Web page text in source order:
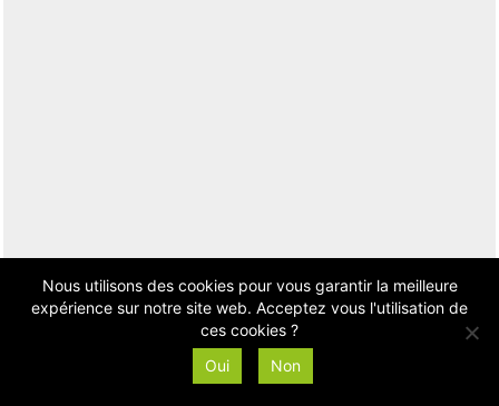
Nous utilisons des cookies pour vous garantir la meilleure
expérience sur notre site web. Acceptez vous l'utilisation de
ces cookies ?
Oui
Non